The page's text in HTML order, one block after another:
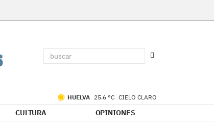
HUELVA 25.6 °C CIELO CLARO
CULTURA OPINIONES